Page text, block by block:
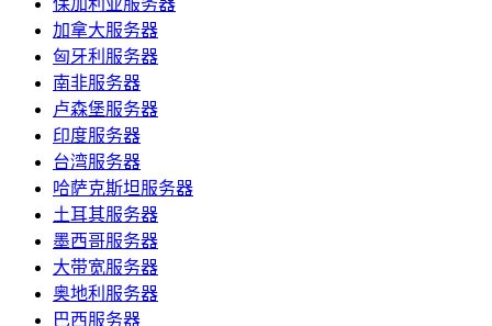
加拿大服务器
匈牙利服务器
南非服务器
卢森堡服务器
印度服务器
台湾服务器
哈萨克斯坦服务器
土耳其服务器
墨西哥服务器
大带宽服务器
奥地利服务器
巴西服务器